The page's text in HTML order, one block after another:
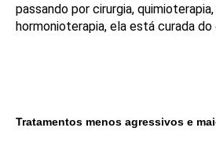
passando por cirurgia,
hormonioterapia, ela está curada do
Tratamentos menos agressivos e